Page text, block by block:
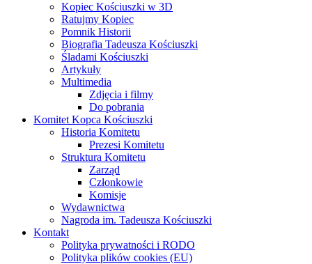
Kopiec Kościuszki w 3D
Ratujmy Kopiec
Pomnik Historii
Biografia Tadeusza Kościuszki
Śladami Kościuszki
Artykuły
Multimedia
Zdjęcia i filmy
Do pobrania
Komitet Kopca Kościuszki
Historia Komitetu
Prezesi Komitetu
Struktura Komitetu
Zarząd
Członkowie
Komisje
Wydawnictwa
Nagroda im. Tadeusza Kościuszki
Kontakt
Polityka prywatności i RODO
Polityka plików cookies (EU)